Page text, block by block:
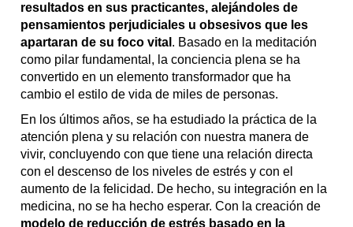
resultados en sus practicantes, alejándoles de
pensamientos perjudiciales u obsesivos que les
apartaran de su foco vital . Basado en la meditación
como pilar fundamental, la conciencia plena se ha
convertido en un elemento transformador que ha
cambio el estilo de vida de miles de personas.
En los últimos años, se ha estudiado la práctica de la
atención plena y su relación con nuestra manera de
vivir, concluyendo con que tiene una relación directa
con el descenso de los niveles de estrés y con el
aumento de la felicidad. De hecho, su integración en la
medicina, no se ha hecho esperar. Con la creación de
modelo de reducción de estrés basado en la